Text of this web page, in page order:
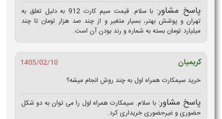
پاسخ مشاور:
با سلام. قیمت سیم کارت 912 به دلیل تعلق به
تهران و پوشش بهتر، بسیار متغیر و از چند صد هزار تومان تا چند
میلیارد تومان بسته به شماره و رند بودن آن است.
کریمیان
1405/02/10
خرید سیمکارت همراه اول به چند روش انجام میشه؟
پاسخ مشاور: با سلام. سیمکارت همراه اول را می‌ توان به دو شکل
حضوری و غیرحضوری خریداری کرد.